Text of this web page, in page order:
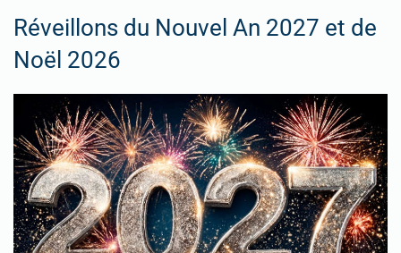
Réveillons du Nouvel An 2027 et de
Noël 2026